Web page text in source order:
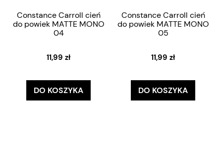
Constance Carroll cień
do powiek MATTE MONO
04
11,99 zł
DO KOSZYKA
Constance Carroll cień
do powiek MATTE MONO
05
11,99 zł
DO KOSZYKA